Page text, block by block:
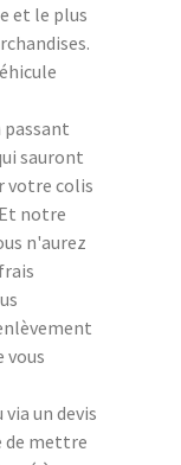
et le plus
sauront
votre colis
notre
n'aurez
vous
un devis
de mettre